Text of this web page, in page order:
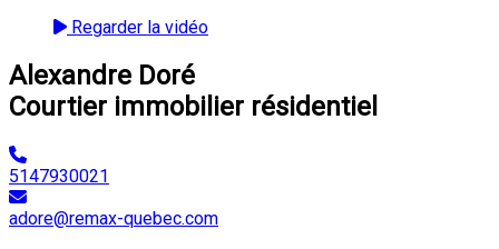
Regarder la vidéo
Alexandre Doré
Courtier immobilier résidentiel
5147930021
adore@remax-quebec.com